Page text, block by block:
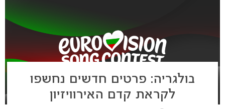
בולגריה: פרטים חדשים נחשפו
לקראת קדם האירוויזיון